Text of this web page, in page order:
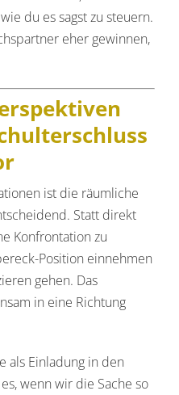
du es sagst zu steuern.
eher gewinnen,
ist die räumliche
Statt direkt
Konfrontation zu
Position einnehmen
gehen. Das
in eine Richtung
als Einladung in den
wenn wir die Sache so